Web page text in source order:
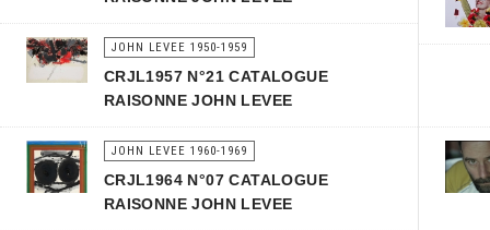
JOHN LEVEE 1950-1959
CRJL1957 N°21 CATALOGUE
RAISONNE JOHN LEVEE
JOHN LEVEE 1960-1969
CRJL1964 N°07 CATALOGUE
RAISONNE JOHN LEVEE